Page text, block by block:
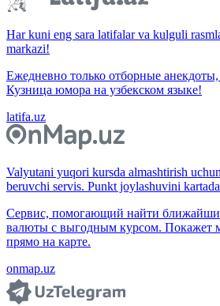
Har kuni eng sara latifalar va kulguli
markazi!
Ежедневно только отборные
Кузница юмора на узбекском языке!
latifa.uz
Valyutani yuqori kursda almashtirish
beruvchi servis. Punkt joylashuvini
Сервис, помогающий найти
валюты с выгодным курсом. Покажет
прямо на карте.
onmap.uz